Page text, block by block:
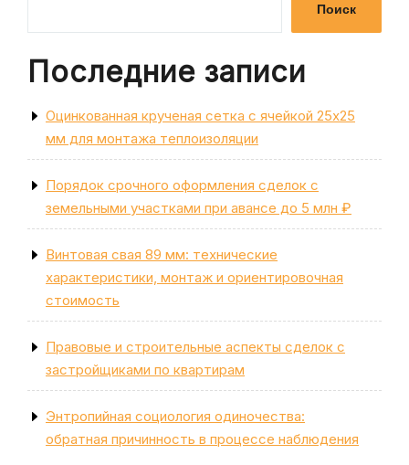
Поиск
Последние записи
Оцинкованная крученая сетка с ячейкой 25х25
мм для монтажа теплоизоляции
Порядок срочного оформления сделок с
земельными участками при авансе до 5 млн ₽
Винтовая свая 89 мм: технические
характеристики, монтаж и ориентировочная
стоимость
Правовые и строительные аспекты сделок с
застройщиками по квартирам
Энтропийная социология одиночества:
обратная причинность в процессе наблюдения